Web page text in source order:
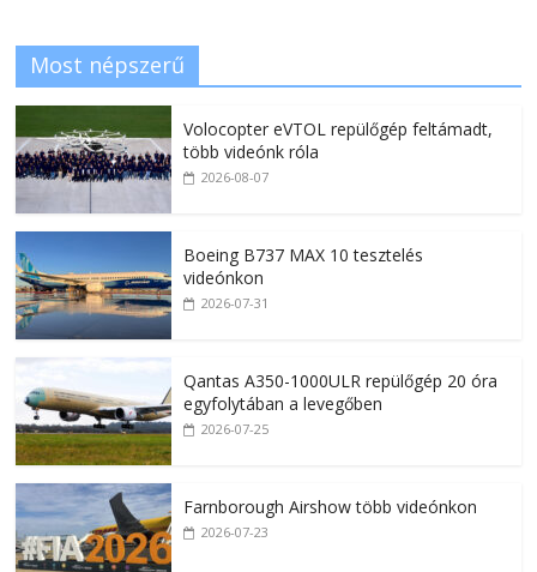
Most népszerű
Volocopter eVTOL repülőgép feltámadt,
több videónk róla
2026-08-07
Boeing B737 MAX 10 tesztelés
videónkon
2026-07-31
Qantas A350-1000ULR repülőgép 20 óra
egyfolytában a levegőben
2026-07-25
Farnborough Airshow több videónkon
2026-07-23